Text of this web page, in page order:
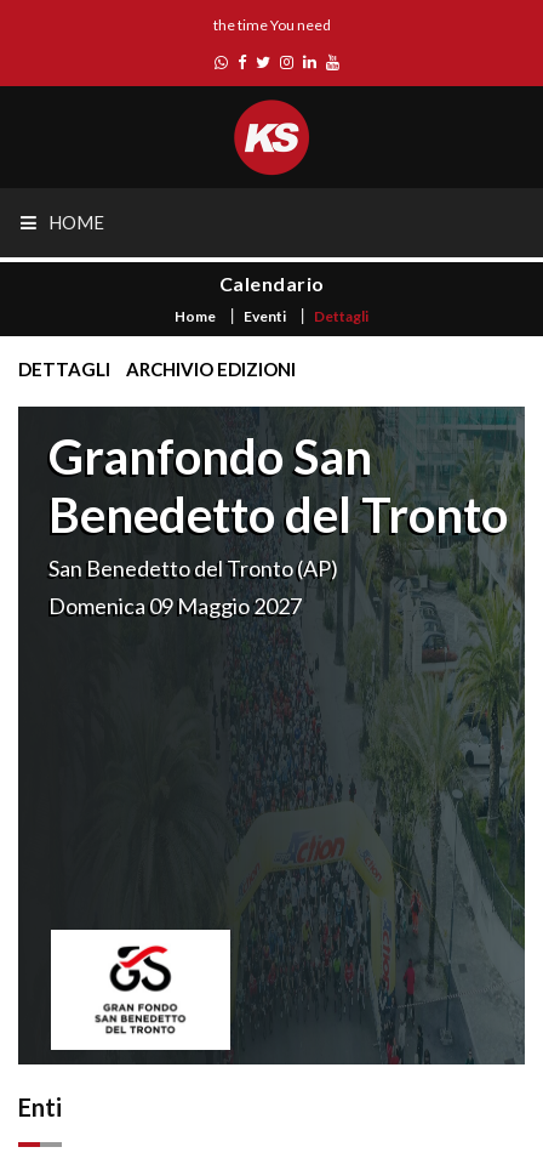
the time You need
HOME
Calendario
Home Eventi Dettagli
DETTAGLI ARCHIVIO EDIZIONI
Granfondo San
Benedetto del Tronto
San Benedetto del Tronto (AP)
Domenica 09 Maggio 2027
Enti